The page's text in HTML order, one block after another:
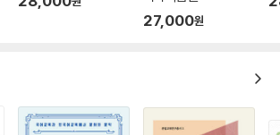
27,000원